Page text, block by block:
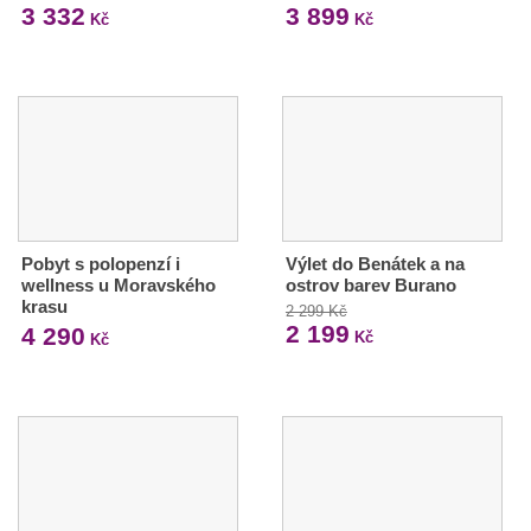
3 332 Kč 3 899 Kč
Pobyt s polopenzí i
wellness u Moravského
krasu
4 290 Kč
Výlet do Benátek a na
ostrov barev Burano
2 299 Kč
2 199 Kč